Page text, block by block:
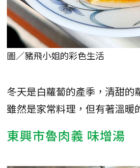
圖／豬飛小姐的彩色生活
冬天是白蘿蔔的產季，清甜的
雖然是家常料理，但有著溫暖
東興市魯肉義 味增湯